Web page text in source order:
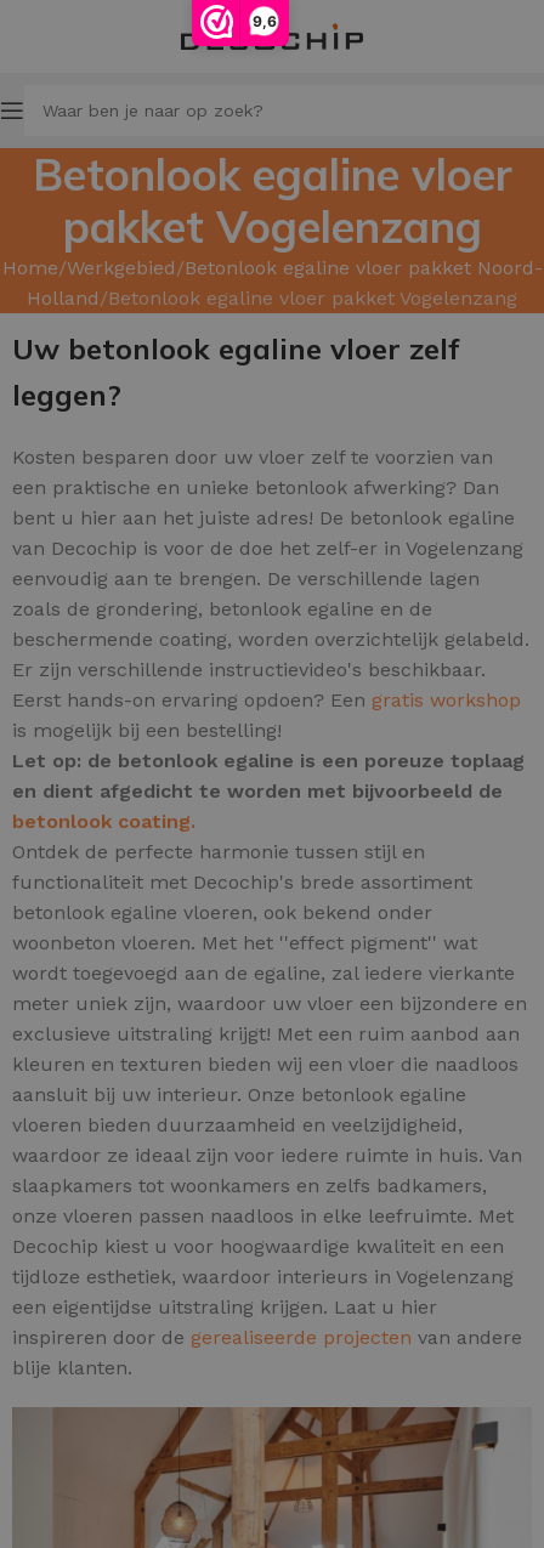
9,6
Betonlook egaline vloer
pakket Vogelenzang
Home Werkgebied Betonlook egaline vloer pakket Noord-
Holland Betonlook egaline vloer pakket Vogelenzang
Uw betonlook egaline vloer zelf
leggen?
Kosten besparen door uw vloer zelf te voorzien van
een praktische en unieke betonlook afwerking? Dan
bent u hier aan het juiste adres! De betonlook egaline
van Decochip is voor de doe het zelf-er in Vogelenzang
eenvoudig aan te brengen. De verschillende lagen
zoals de grondering, betonlook egaline en de
beschermende coating, worden overzichtelijk gelabeld.
Er zijn verschillende instructievideo's beschikbaar.
Eerst hands-on ervaring opdoen? Een gratis workshop
is mogelijk bij een bestelling!
Let op: de betonlook egaline is een poreuze toplaag
en dient afgedicht te worden met bijvoorbeeld de
betonlook coating.
Ontdek de perfecte harmonie tussen stijl en
functionaliteit met Decochip's brede assortiment
betonlook egaline vloeren, ook bekend onder
woonbeton vloeren. Met het ''effect pigment'' wat
wordt toegevoegd aan de egaline, zal iedere vierkante
meter uniek zijn, waardoor uw vloer een bijzondere en
exclusieve uitstraling krijgt! Met een ruim aanbod aan
kleuren en texturen bieden wij een vloer die naadloos
aansluit bij uw interieur. Onze betonlook egaline
vloeren bieden duurzaamheid en veelzijdigheid,
waardoor ze ideaal zijn voor iedere ruimte in huis. Van
slaapkamers tot woonkamers en zelfs badkamers,
onze vloeren passen naadloos in elke leefruimte. Met
Decochip kiest u voor hoogwaardige kwaliteit en een
tijdloze esthetiek, waardoor interieurs in Vogelenzang
een eigentijdse uitstraling krijgen. Laat u hier
inspireren door de gerealiseerde projecten van andere
blije klanten.